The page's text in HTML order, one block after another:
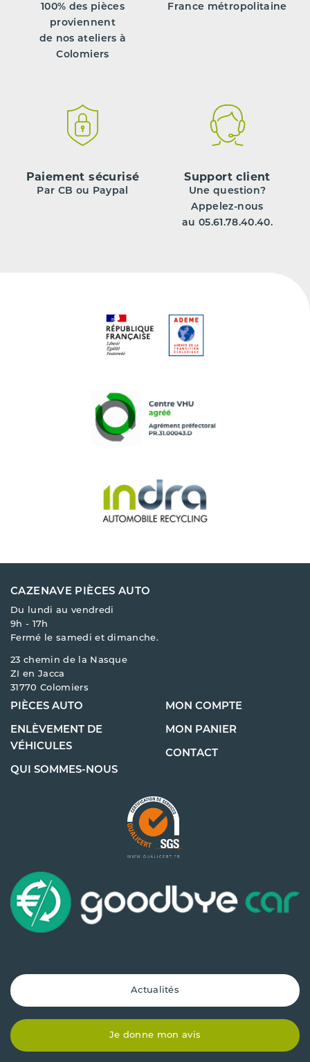
100% des pièces
proviennent
de nos ateliers à
Colomiers
France métropolitaine
Paiement sécurisé
Par CB ou Paypal
Support client
Une question?
Appelez-nous
au 05.61.78.40.40.
CAZENAVE PIÈCES AUTO
Du lundi au vendredi
9h - 17h
Fermé le samedi et dimanche.
23 chemin de la Nasque
ZI en Jacca
31770 Colomiers
PIÈCES AUTO
ENLÈVEMENT DE
VÉHICULES
QUI SOMMES-NOUS
MON COMPTE
MON PANIER
CONTACT
Actualités
Je donne mon avis